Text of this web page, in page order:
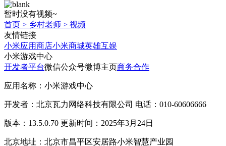
暂时没有视频~
首页 > 乡村老师 > 视频
友情链接
小米应用商店小米商城英雄互娱
小米游戏中心
开发者平台微信公众号微博主页商务合作
应用名称：小米游戏中心
开发者：北京瓦力网络科技有限公司 电话：010-60606666
版本：13.5.0.70 更新时间：2025年3月24日
北京地址：北京市昌平区安居路小米智慧产业园